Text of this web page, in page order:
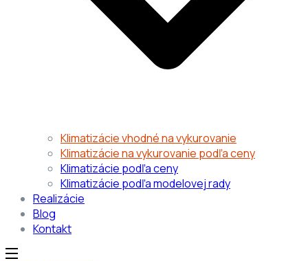
Klimatizácie vhodné na vykurovanie
Klimatizácie na vykurovanie podľa ceny
Klimatizácie podľa ceny
Klimatizácie podľa modelovej rady
Realizácie
Blog
Kontakt